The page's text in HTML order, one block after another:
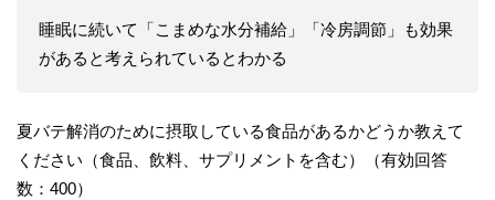
睡眠に続いて「こまめな水分補給」「冷房調節」も効果
があると考えられているとわかる
夏バテ解消のために摂取している食品があるかどうか教えて
ください（食品、飲料、サプリメントを含む）（有効回答
数：400）